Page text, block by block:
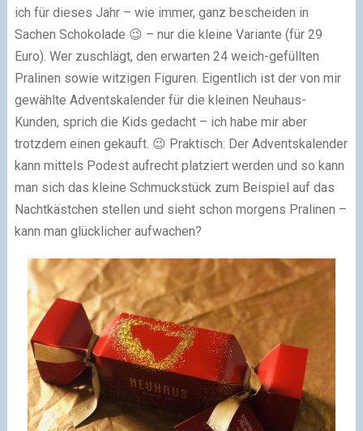
ich für dieses Jahr – wie immer, ganz bescheiden in
Sachen Schokolade 😉 – nur die kleine Variante (für 29
Euro). Wer zuschlägt, den erwarten 24 weich-gefüllten
Pralinen sowie witzigen Figuren. Eigentlich ist der von mir
gewählte Adventskalender für die kleinen Neuhaus-
Kunden, sprich die Kids gedacht – ich habe mir aber
trotzdem einen gekauft. 😉 Praktisch: Der Adventskalender
kann mittels Podest aufrecht platziert werden und so kann
man sich das kleine Schmuckstück zum Beispiel auf das
Nachtkästchen stellen und sieht schon morgens Pralinen –
kann man glücklicher aufwachen?